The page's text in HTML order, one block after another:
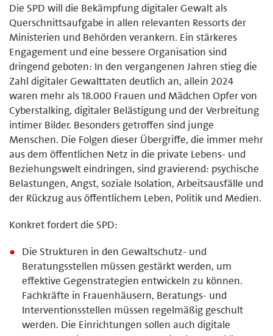
Die SPD will die Bekämpfung digitaler Gewalt als
Querschnittsaufgabe in allen relevanten Ressorts der
Ministerien und Behörden verankern. Ein stärkeres
Engagement und eine bessere Organisation sind
dringend geboten: In den vergangenen Jahren stieg die
Zahl digitaler Gewalttaten deutlich an, allein 2024
waren mehr als 18.000 Frauen und Mädchen Opfer von
Cyberstalking, digitaler Belästigung und der Verbreitung
intimer Bilder. Besonders getroffen sind junge
Menschen. Die Folgen dieser Übergriffe, die immer mehr
aus dem öffentlichen Netz in die private Lebens- und
Beziehungswelt eindringen, sind gravierend: psychische
Belastungen, Angst, soziale Isolation, Arbeitsausfälle und
der Rückzug aus öffentlichem Leben, Politik und Medien.
Konkret fordert die SPD:
Die Strukturen in den Gewaltschutz- und
Beratungsstellen müssen gestärkt werden, um
effektive Gegenstrategien entwickeln zu können.
Fachkräfte in Frauenhäusern, Beratungs- und
Interventionsstellen müssen regelmäßig geschult
werden. Die Einrichtungen sollen auch digitale